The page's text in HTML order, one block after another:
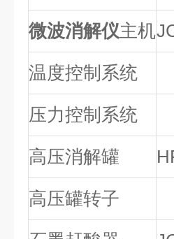
微波消解仪主机
温度控制系统
压力控制系统
高压消解罐
高压罐转子